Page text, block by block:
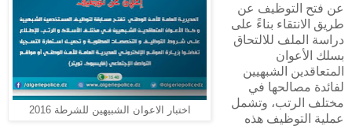
اختبار الاعوان الشبيهين للشرطة 2016
عن فتح التوظيف عن
طريق الانتقاء بناءً على
دراسة الملف للالتحاق
بسلك الأعوان
المتعاقدين الشبهيين
لفائدة مصالحها في
مختلف الرتب، وتشمل
عملية التوظيف هذه